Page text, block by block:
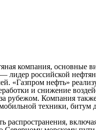
компания, основные
российской
«Газпром нефть»
и снижение
рубежом. Компания
техники, битум